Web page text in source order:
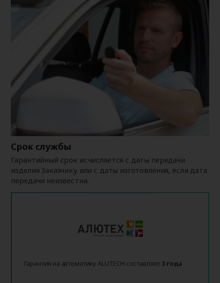
Срок службы
Гарантийный срок исчисляется с даты передачи
изделия Заказчику или с даты изготовления, если дата
передачи неизвестна.
Гарантия на автоматику ALUTECH составляет 3 года